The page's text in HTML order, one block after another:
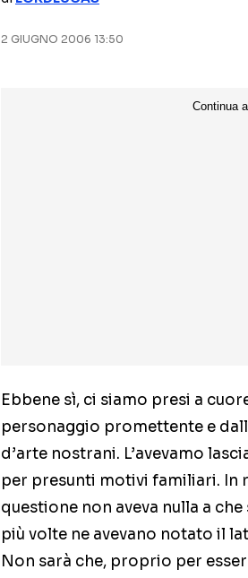
2 GIUGNO 2006 13:50
Ebbene sì, ci siamo presi a
personaggio promettente e
d’arte nostrani. L’avevamo
per presunti motivi familiari. In
questione non aveva nulla a
più volte ne avevano notato il
Non sarà che, proprio per